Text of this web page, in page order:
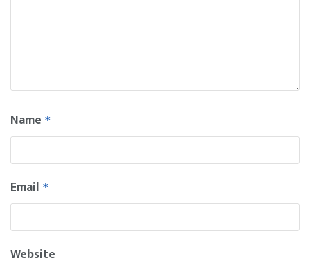
Name *
Email *
Website